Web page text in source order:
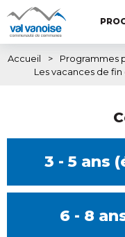
Accueil > Programmes
Les vacances de
3 - 5 ans
6 - 8